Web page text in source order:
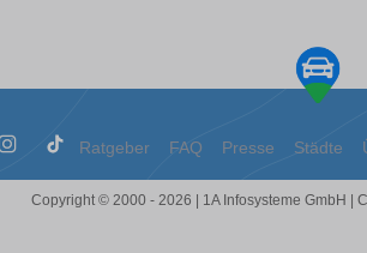
Ratgeber FAQ Presse Städte
Copyright © 2000 - 2026 | 1A Infosysteme GmbH |